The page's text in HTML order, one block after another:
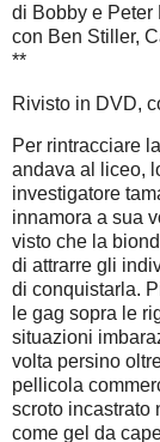
di Bobby e Peter
con Ben Stiller,
**
Rivisto in DVD,
Per rintracciare
andava al liceo,
investigatore
innamora a sua
visto che la
di attrarre gli
di conquistarla.
le gag sopra le
situazioni
volta persino
pellicola
scroto incastrato
come gel da